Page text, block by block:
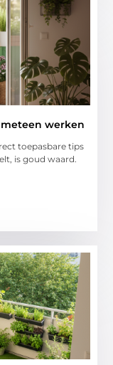
werken
toepasbare tips
is goud waard.